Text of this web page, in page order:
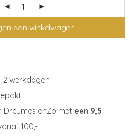
aan winkelwagen
2 werkdagen
Dreumes enZo met een 9,5
100,-